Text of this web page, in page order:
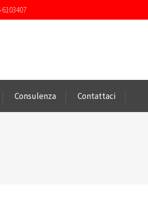
6103407
Consulenza Contattaci